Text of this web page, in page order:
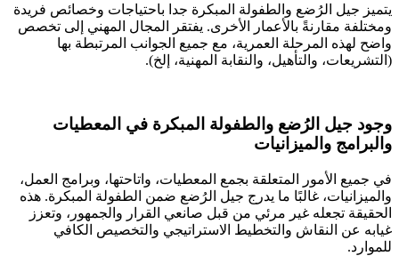
يتميز جيل الرُضع والطفولة المبكرة جدا باحتياجات وخصائص فريدة
ومختلفة مقارنةً بالأعمار الأخرى. يفتقر المجال المهني إلى تخصص
واضح لهذه المرحلة العمرية، مع جميع الجوانب المرتبطة بها
(التشريعات، والتأهيل، والنقابة المهنية، إلخ).
وجود جيل الرُضع والطفولة المبكرة في المعطيات
والبرامج والميزانيات
في جميع الأمور المتعلقة بجمع المعطيات، واتاحتها، وبرامج العمل،
والميزانيات، غالبًا ما يدرج جيل الرُضع ضمن الطفولة المبكرة. هذه
الحقيقة تجعله غير مرئي من قبل صانعي القرار والجمهور، وتعزز
غيابه عن النقاش والتخطيط الاستراتيجي والتخصيص الكافي
للموارد.